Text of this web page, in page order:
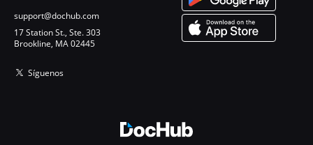
support@dochub.com
17 Station St., Ste. 303
Brookline, MA 02445
Síguenos